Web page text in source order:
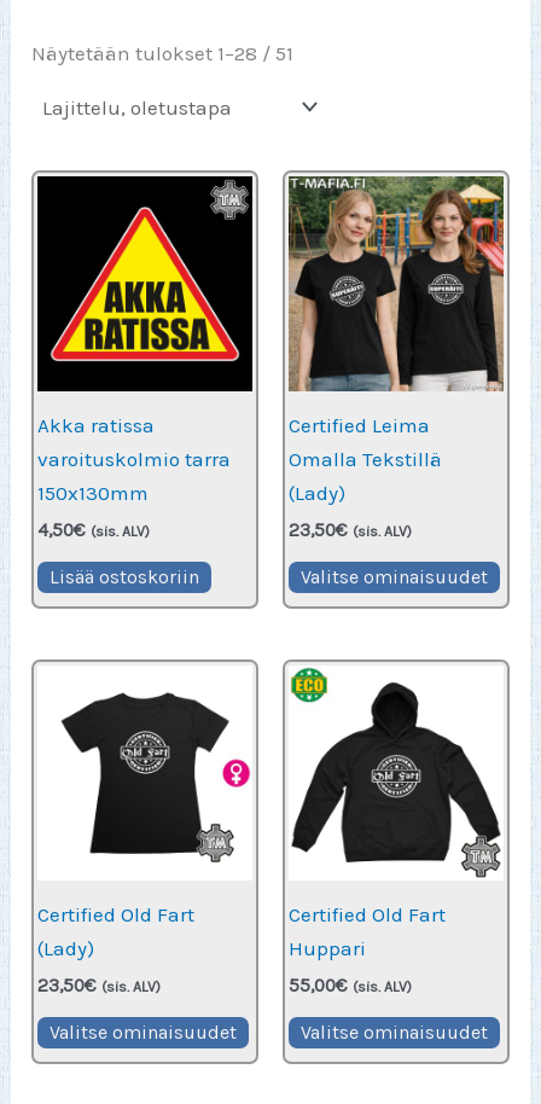
Näytetään tulokset 1–28 / 51
Akka ratissa
varoituskolmio tarra
150x130mm
4,50€ (sis. ALV)
Lisää ostoskoriin
Certified Leima
Omalla Tekstillä
(Lady)
23,50€ (sis. ALV)
Valitse ominaisuudet
Certified Old Fart
(Lady)
23,50€ (sis. ALV)
Valitse ominaisuudet Tällä
tuotteella
Certified Old Fart
Huppari
55,00€ (sis. ALV)
Valitse ominaisuudet